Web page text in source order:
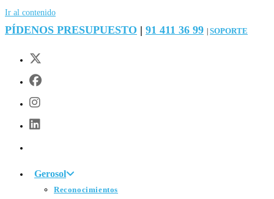
Ir al contenido
PÍDENOS PRESUPUESTO | 91 411 36 99 SOPORTE
Gerosol
Reconocimientos